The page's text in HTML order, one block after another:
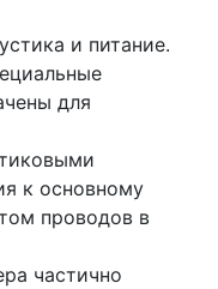
и питание.
для
к основному
проводов в
частично